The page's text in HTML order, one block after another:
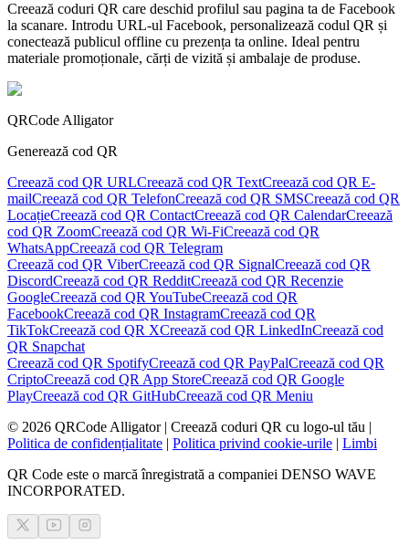
Creează coduri QR care deschid profilul sau pagina ta de Facebook
la scanare. Introdu URL-ul Facebook, personalizează codul QR și
conectează publicul offline cu prezența ta online. Ideal pentru
materiale promoționale, cărți de vizită și ambalaje de produse.
QRCode Alligator
Generează cod QR
Creează cod QR URLCreează cod QR TextCreează cod QR E-
mailCreează cod QR TelefonCreează cod QR SMSCreează cod QR
LocațieCreează cod QR ContactCreează cod QR CalendarCreează
cod QR ZoomCreează cod QR Wi-FiCreează cod QR
WhatsAppCreează cod QR Telegram
Creează cod QR ViberCreează cod QR SignalCreează cod QR
DiscordCreează cod QR RedditCreează cod QR Recenzie
GoogleCreează cod QR YouTubeCreează cod QR
FacebookCreează cod QR InstagramCreează cod QR
TikTokCreează cod QR XCreează cod QR LinkedInCreează cod
QR Snapchat
Creează cod QR SpotifyCreează cod QR PayPalCreează cod QR
CriptoCreează cod QR App StoreCreează cod QR Google
PlayCreează cod QR GitHubCreează cod QR Meniu
© 2026 QRCode Alligator | Creează coduri QR cu logo-ul tău |
Politica de confidențialitate | Politica privind cookie-urile | Limbi
QR Code este o marcă înregistrată a companiei DENSO WAVE
INCORPORATED.